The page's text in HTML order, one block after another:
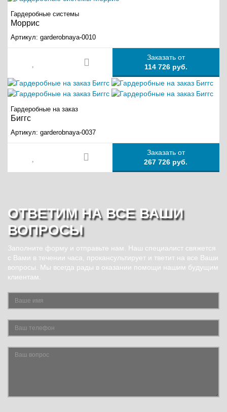
Гардеробные системы
Моррис
Артикул: garderobnaya-0010
Заказать от
114 726 руб.
Гардеробные на заказ
Биггс
Артикул: garderobnaya-0037
Заказать от
267 726 руб.
ОТВЕТИМ НА ВСЕ ВАШИ
ВОПРОСЫ
Заполните форму и отправьте нам. Наш специалист свяжется
с Вами в течении часа, прокансультирует и тветит на все Ваши
вопросы. Мы всегда рады в оказании помощи нашим будущим
клиентам.